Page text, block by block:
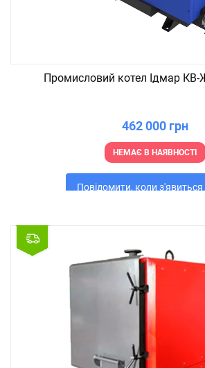
Промисловий котел Ідмар
462 000 грн
НЕМАЄ В НАЯВНОСТІ
Повідомити, коли з'явиться